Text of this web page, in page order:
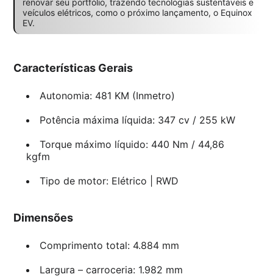
renovar seu portfólio, trazendo tecnologias sustentáveis e
veículos elétricos, como o próximo lançamento, o Equinox
EV.
Características Gerais
Autonomia: 481 KM (Inmetro)
Potência máxima líquida: 347 cv / 255 kW
Torque máximo líquido: 440 Nm / 44,86
kgfm
Tipo de motor: Elétrico | RWD
Dimensões
Comprimento total: 4.884 mm
Largura – carroceria: 1.982 mm